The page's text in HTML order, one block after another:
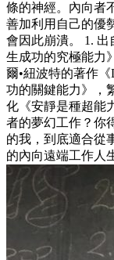
條的神經。內向者
善加利用自己的優
會因此崩潰。 1. 出
生成功的究極能力
爾•紐波特的著作
功的關鍵能力》，
化《安靜是種超能
者的夢幻工作？你
的我，到底適合從
的內向遠端工作人